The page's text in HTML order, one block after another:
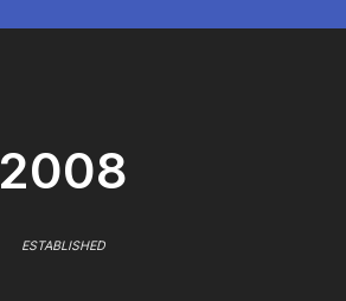
2008
ESTABLISHED